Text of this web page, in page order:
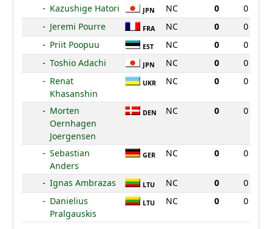
- Kazushige Hatori JPN NC 0
0
- Jeremi Pourre FRA NC 0
0
- Priit Poopuu EST NC 0
0
- Toshio Adachi JPN NC 0
0
- Renat
Khasanshin
UKR NC 0 0
- Morten
Oernhagen
Joergensen
DEN NC 0 0
- Sebastian
Anders
GER NC 0 0
- Ignas Ambrazas LTU NC 0
0
- Danielius
Pralgauskis
LTU NC 0 0